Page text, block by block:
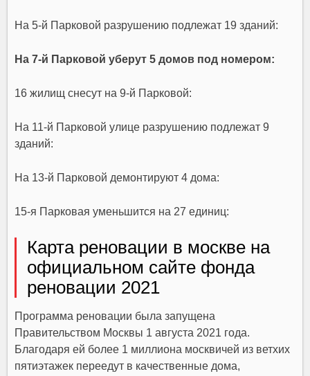
На 5-й Парковой разрушению подлежат 19 зданий:
На 7-й Парковой уберут 5 домов под номером:
16 жилищ снесут на 9-й Парковой:
На 11-й Парковой улице разрушению подлежат 9
зданий:
На 13-й Парковой демонтируют 4 дома:
15-я Парковая уменьшится на 27 единиц:
Карта реновации в москве на
официальном сайте фонда
реновации 2021
Программа реновации была запущена
Правительством Москвы 1 августа 2021 года.
Благодаря ей более 1 миллиона москвичей из ветхих
пятиэтажек переедут в качественные дома,